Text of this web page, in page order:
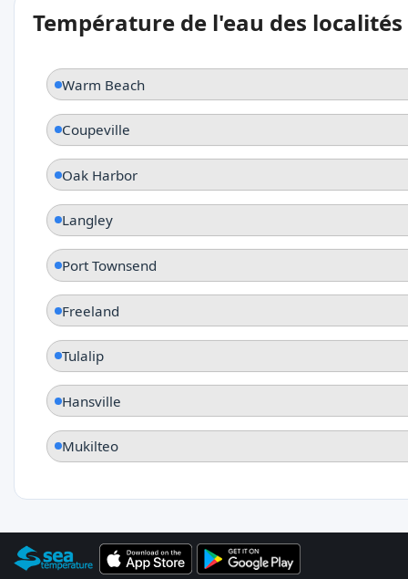
Température de l'eau des
Warm Beach
Coupeville
Oak Harbor
Langley
Port Townsend
Freeland
Tulalip
Hansville
Mukilteo